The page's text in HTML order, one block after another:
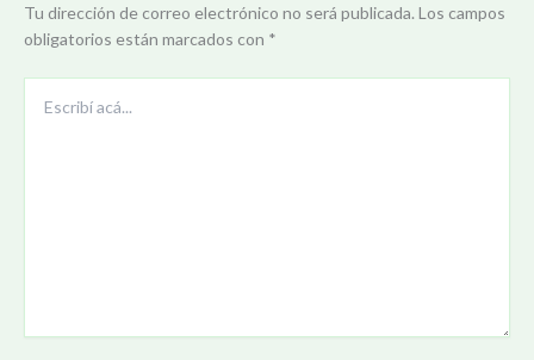
Tu dirección de correo electrónico no será publicada. Los campos
obligatorios están marcados con *
acá...